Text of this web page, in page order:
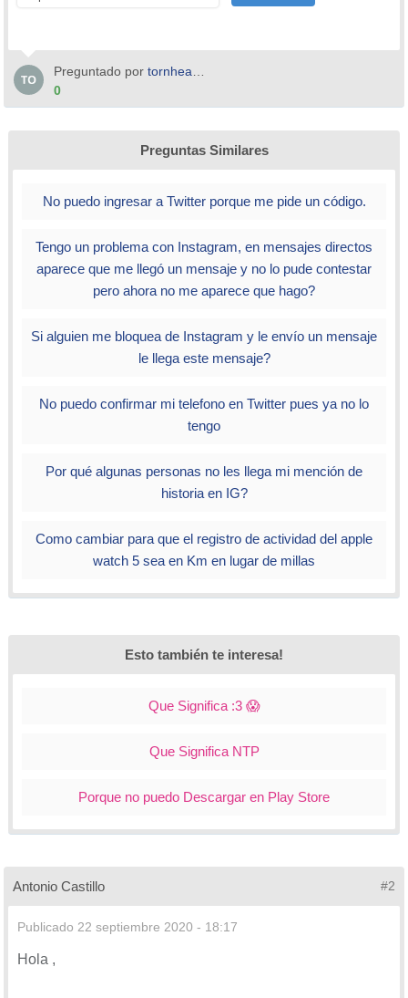
Preguntado por tornheavenn
0
Preguntas Similares
No puedo ingresar a Twitter porque me pide un código.
Tengo un problema con Instagram, en mensajes directos
aparece que me llegó un mensaje y no lo pude contestar
pero ahora no me aparece que hago?
Si alguien me bloquea de Instagram y le envío un mensaje
le llega este mensaje?
No puedo confirmar mi telefono en Twitter pues ya no lo
tengo
Por qué algunas personas no les llega mi mención de
historia en IG?
Como cambiar para que el registro de actividad del apple
watch 5 sea en Km en lugar de millas
Esto también te interesa!
Que Significa :3 😱
Que Significa NTP
Porque no puedo Descargar en Play Store
Antonio Castillo #2
Publicado 22 septiembre 2020 - 18:17
Hola ,